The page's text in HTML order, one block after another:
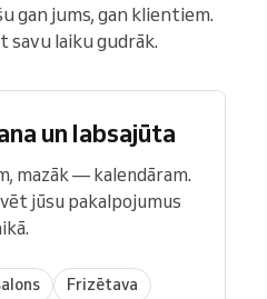
gan jums, gan klientiem.
savu laiku gudrāk.
un labsajūta
mazāk — kalendāram.
jūsu pakalpojumus
Frizētava